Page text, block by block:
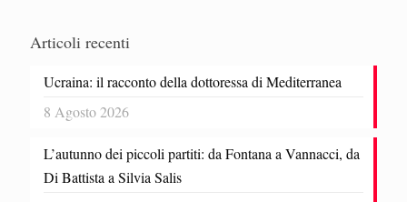
Articoli recenti
Ucraina: il racconto della dottoressa di Mediterranea
8 Agosto 2026
L’autunno dei piccoli partiti: da Fontana a Vannacci, da
Di Battista a Silvia Salis